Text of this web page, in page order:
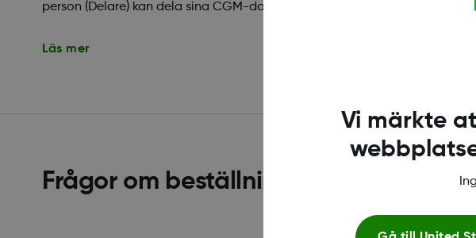
person (Delare) kan dela sina CGM-data med en annan person (Följare).
Läs mer
Frågor om beställning och leverans
Vi märkte